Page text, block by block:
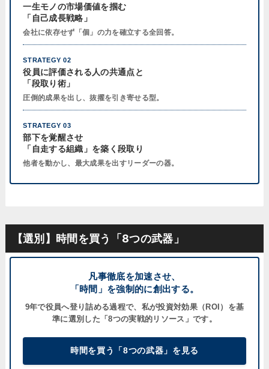
一生モノの市場価値を掴む
「自己成長戦略」
会社に依存せず「個」の力を確立する全回答。
STRATEGY 02
役員に評価される人の共通点と
「段取り術」
圧倒的成果を出し、抜擢を引き寄せる型。
STRATEGY 03
部下を覚醒させ
「自走する組織」を築く段取り
他者を動かし、最大成果を出すリーダーの器。
【選別】時間を買う「8つの武器」
凡事徹底を加速させ、
「時間」を強制的に創出する。
9年で役員へ登り詰める過程で、私が投資対効果（ROI） を基
準に選別した「8つの実戦的リソース」です。
時間を買う「8つの武器」を見る